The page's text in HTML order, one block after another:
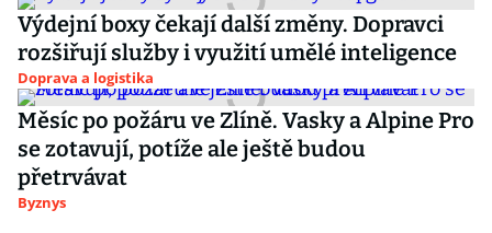
Výdejní boxy čekají další změny. Dopravci
rozšiřují služby i využití umělé inteligence
Doprava a logistika
Měsíc po požáru ve Zlíně. Vasky a Alpine Pro
se zotavují, potíže ale ještě budou
přetrvávat
Byznys